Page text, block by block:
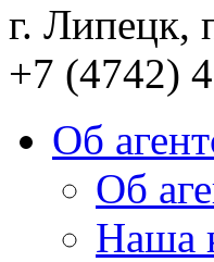
г. Липецк,
+7 (4742)
Об
Об
Наша